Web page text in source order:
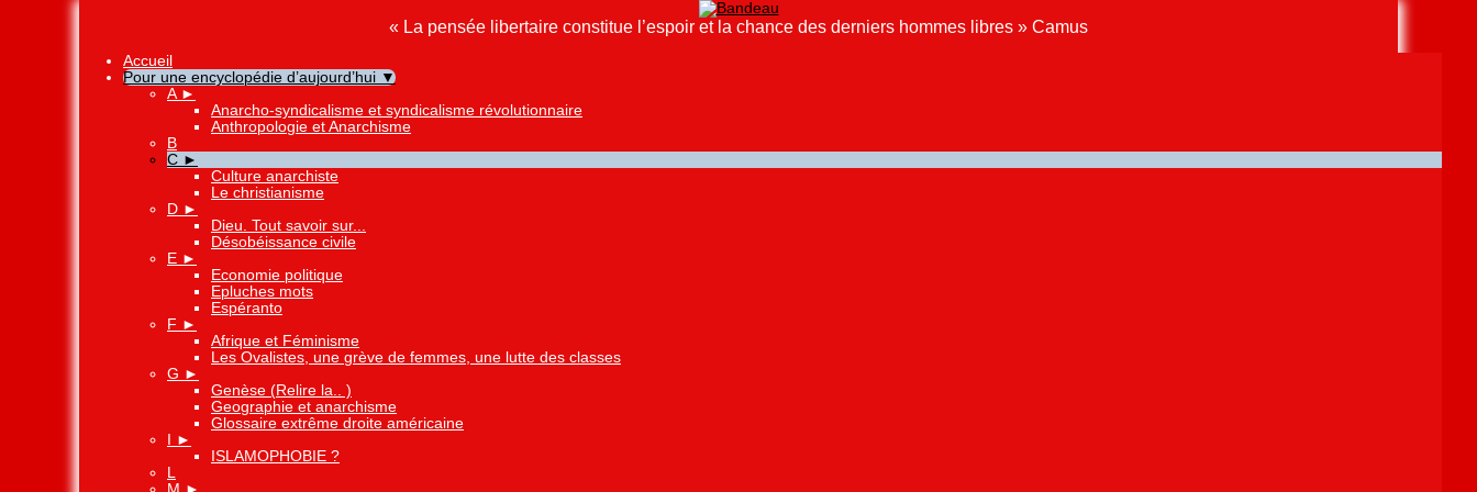
« La pensée libertaire constitue l’espoir et la chance des derniers hommes libres » Camus
Accueil
Pour une encyclopédie d’aujourd’hui ▼
A ►
Anarcho-syndicalisme et syndicalisme révolutionnaire
Anthropologie et Anarchisme
B
C ►
Culture anarchiste
Le christianisme
D ►
Dieu. Tout savoir sur...
Désobéissance civile
E ►
Economie politique
Epluches mots
Espéranto
F ►
Afrique et Féminisme
Les Ovalistes, une grève de femmes, une lutte des classes
G ►
Genèse (Relire la.. )
Geographie et anarchisme
Glossaire extrême droite américaine
I ►
ISLAMOPHOBIE ?
L